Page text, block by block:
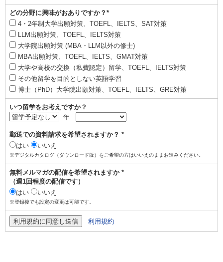
どの分野に興味がおありですか？*
4・2年制大学出願対策、TOEFL、IELTS、SAT対策
LLM出願対策、TOEFL、IELTS対策
大学院出願対策 (MBA・LLM以外の修士)
MBA出願対策、TOEFL、IELTS、GMAT対策
大学や高校の交換（私費認定）留学、TOEFL、IELTS対策
その他留学を目的としない英語学習
博士（PhD）大学院出願対策、TOEFL、IELTS、GRE対策
いつ留学をお考えですか？
年
郵送での資料請求を希望されますか？ *
はい
いいえ
※デジタルカタログ（ダウンロード版）をご希望の方はいいえのままお進みください。
無料メルマガの配信を希望されますか *
（週1回程度の配信です）
はい
いいえ
※登録後でも設定の変更は可能です。
利用規約